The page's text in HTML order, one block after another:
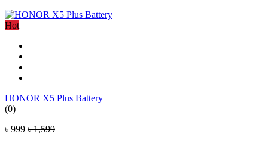
Hot
HONOR X5 Plus Battery
(0)
৳ 999 ৳ 1,599